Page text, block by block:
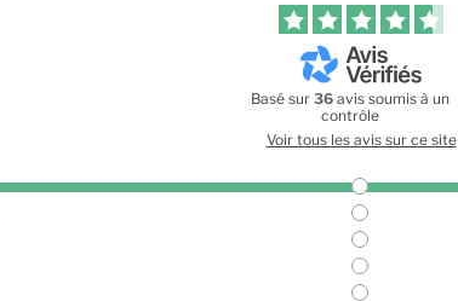
Basé sur 36 avis soumis à un
contrôle
Voir tous les avis sur ce site